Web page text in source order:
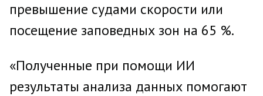
превышение судами скорости или
посещение заповедных зон на 65 %.
«Полученные при помощи ИИ
результаты анализа данных помогают